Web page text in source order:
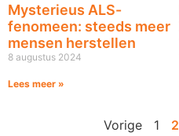
Mysterieus ALS-
fenomeen: steeds meer
mensen herstellen
8 augustus 2024
Lees meer »
Vorige 1 2